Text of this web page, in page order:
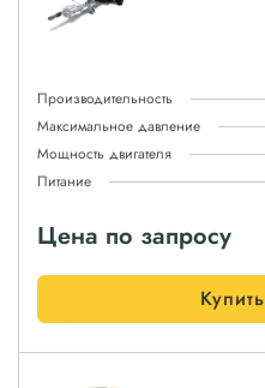
Производительность
Максимальное давление
Мощность двигателя
Питание
Цена по запросу
Купить